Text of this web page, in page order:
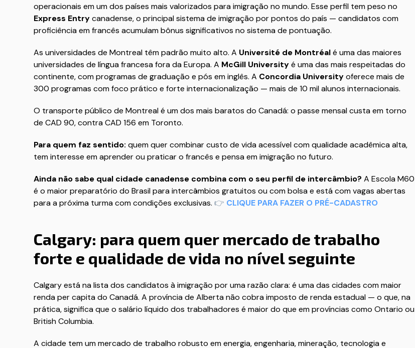
operacionais em um dos países mais valorizados para imigração no mundo. Esse perfil tem peso no
Express Entrycanadense, o principal sistema de imigração por pontos do país — candidatos com
proficiência em francês acumulam bônus significativos no sistema de pontuação.
As universidades de Montreal têm padrão muito alto. A Université de Montréalé uma das maiores
universidades de língua francesa fora da Europa. A McGill Universityé uma das mais respeitadas do
continente, com programas de graduação e pós em inglês. A Concordia Universityoferece mais de
300 programas com foco prático e forte internacionalização — mais de 10 mil alunos internacionais.
O transporte público de Montreal é um dos mais baratos do Canadá: o passe mensal custa em torno
de CAD 90, contra CAD 156 em Toronto.
Para quem faz sentido: quem quer combinar custo de vida acessível com qualidade acadêmica alta,
tem interesse em aprender ou praticar o francês e pensa em imigração no futuro.
Ainda não sabe qual cidade canadense combina com o seu perfil de intercâmbio? A Escola M60
é o maior preparatório do Brasil para intercâmbios gratuitos ou com bolsa e está com vagas abertas
para a próxima turma com condições exclusivas. 👉 CLIQUE PARA FAZER O PRÉ-CADASTRO
Calgary: para quem quer mercado de trabalho
forte e qualidade de vida no nível seguinte
Calgary está na lista dos candidatos à imigração por uma razão clara: é uma das cidades com maior
renda per capita do Canadá. A província de Alberta não cobra imposto de renda estadual — o que, na
prática, significa que o salário líquido dos trabalhadores é maior do que em províncias como Ontario ou
British Columbia.
A cidade tem um mercado de trabalho robusto em energia, engenharia, mineração, tecnologia e